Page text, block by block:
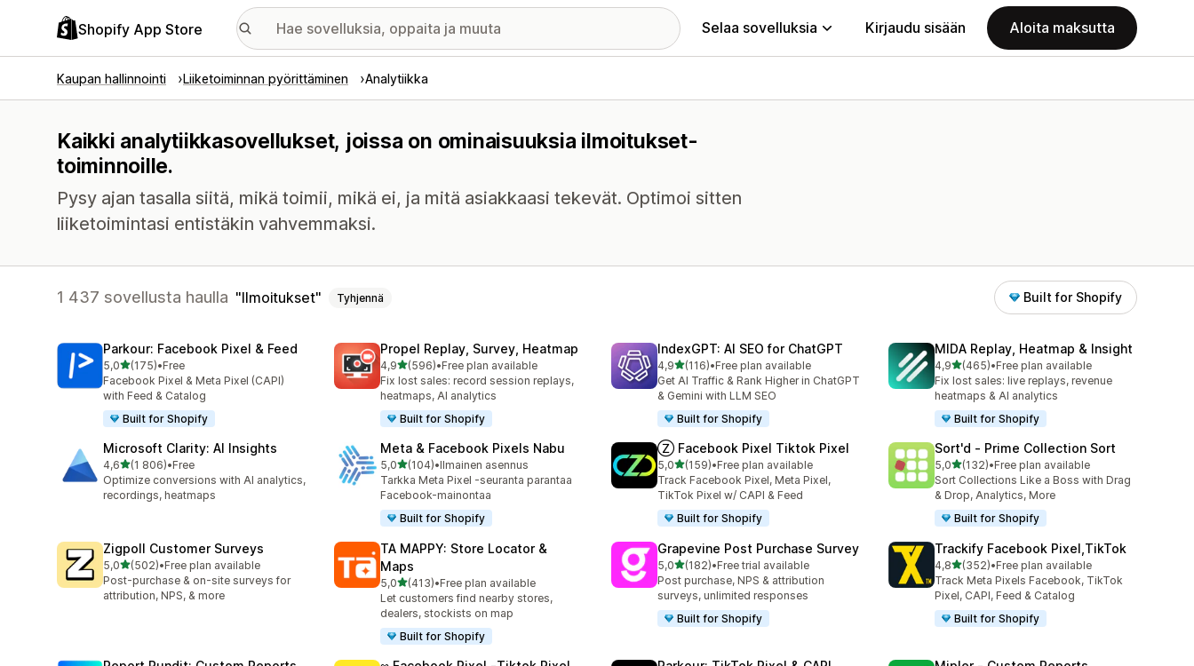
Shopify App Store Selaa sovelluksia Kirjaudu sisään Aloita maksutta
Kaupan hallinnointi Liiketoiminnan pyörittäminen Analytiikka
Kaikki analytiikkasovellukset, joissa on ominaisuuksia ilmoitukset-
toiminnoille.
Pysy ajan tasalla siitä, mikä toimii, mikä ei, ja mitä asiakkaasi tekevät. Optimoi sitten
liiketoimintasi entistäkin vahvemmaksi.
1 437 sovellusta haulla Ilmoitukset Tyhjennä Built for Shopify
Parkour: Facebook Pixel & Feed
5,0/ 5 tähteä
(175)
175 arvostelua yhteensä
•Free
Facebook Pixel & Meta Pixel (CAPI)
with Feed & Catalog
Built for Shopify
Propel Replay, Survey, Heatmap
4,9/ 5 tähteä
(596)
596 arvostelua yhteensä
•Free plan available
Fix lost sales: record session replays,
heatmaps, AI analytics
Built for Shopify
IndexGPT: AI SEO for ChatGPT
4,9/ 5 tähteä
(116)
116 arvostelua yhteensä
•Free plan available
Get AI Traffic & Rank Higher in ChatGPT
& Gemini with LLM SEO
Built for Shopify
MIDA Replay, Heatmap & Insight
4,9/ 5 tähteä
(465)
465 arvostelua yhteensä
•Free plan available
Fix lost sales: live replays, revenue
heatmaps & AI analytics
Built for Shopify
Microsoft Clarity: AI Insights
4,6/ 5 tähteä
(1 806)
1806 arvostelua yhteensä
•Free
Optimize conversions with AI analytics,
recordings, heatmaps
Meta & Facebook Pixels Nabu
5,0/ 5 tähteä
(104)
104 arvostelua yhteensä
•Ilmainen asennus
Tarkka Meta Pixel -seuranta parantaa
Facebook-mainontaa
Built for Shopify
Ⓩ Facebook Pixel Tiktok Pixel
5,0/ 5 tähteä
(159)
159 arvostelua yhteensä
•Free plan available
Track Facebook Pixel, Meta Pixel,
TikTok Pixel w/ CAPI & Feed
Built for Shopify
Sort'd ‑ Prime Collection Sort
5,0/ 5 tähteä
(132)
132 arvostelua yhteensä
•Free plan available
Sort Collections Like a Boss with Drag
& Drop, Analytics, More
Built for Shopify
Zigpoll Customer Surveys
5,0/ 5 tähteä
(502)
502 arvostelua yhteensä
•Free plan available
Post-purchase & on-site surveys for
attribution, NPS, & more
TA MAPPY: Store Locator &
Maps
5,0/ 5 tähteä
(413)
413 arvostelua yhteensä
•Free plan available
Let customers find nearby stores,
dealers, stockists on map
Built for Shopify
Grapevine Post Purchase Survey
5,0/ 5 tähteä
(182)
182 arvostelua yhteensä
•Free trial available
Post purchase, NPS & attribution
surveys, unlimited responses
Built for Shopify
Trackify Facebook Pixel,TikTok
4,8/ 5 tähteä
(352)
352 arvostelua yhteensä
•Free plan available
Track Meta Pixels Facebook, TikTok
Pixel, CAPI, Feed & Catalog
Built for Shopify